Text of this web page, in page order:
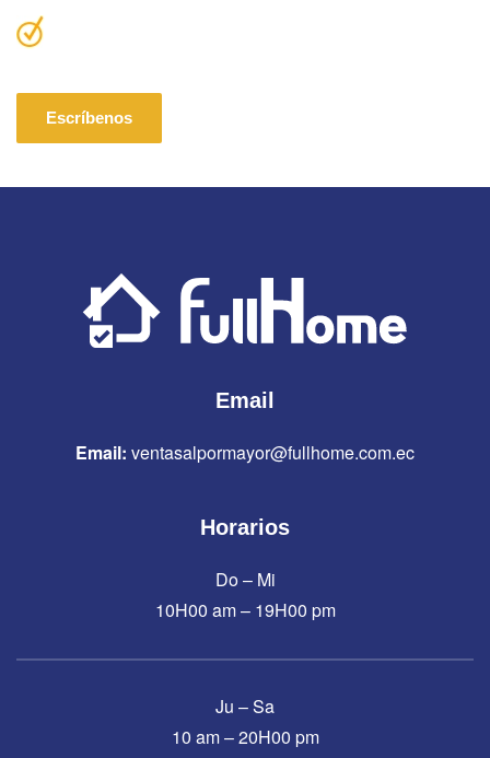
Escríbenos
Email
Email: ventasalpormayor@fullhome.com.ec
Horarios
Do – Mi
10H00 am – 19H00 pm
Ju – Sa
10 am – 20H00 pm